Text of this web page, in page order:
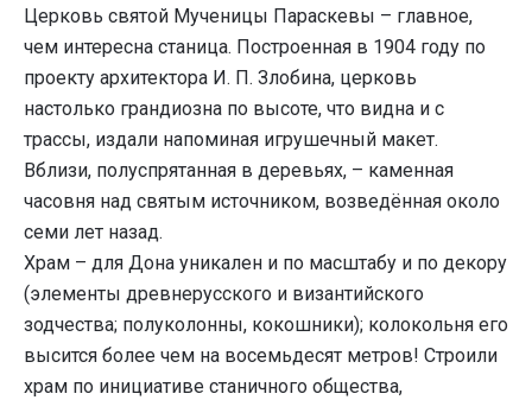
Церковь святой Мученицы Параскевы – главное,
чем интересна станица. Построенная в 1904 году по
проекту архитектора И. П. Злобина, церковь
настолько грандиозна по высоте, что видна и с
трассы, издали напоминая игрушечный макет.
Вблизи, полуспрятанная в деревьях, – каменная
часовня над святым источником, возведённая около
семи лет назад.
Храм – для Дона уникален и по масштабу и по декору
(элементы древнерусского и византийского
зодчества; полуколонны, кокошники); колокольня его
высится более чем на восемьдесят метров! Строили
храм по инициативе станичного общества,